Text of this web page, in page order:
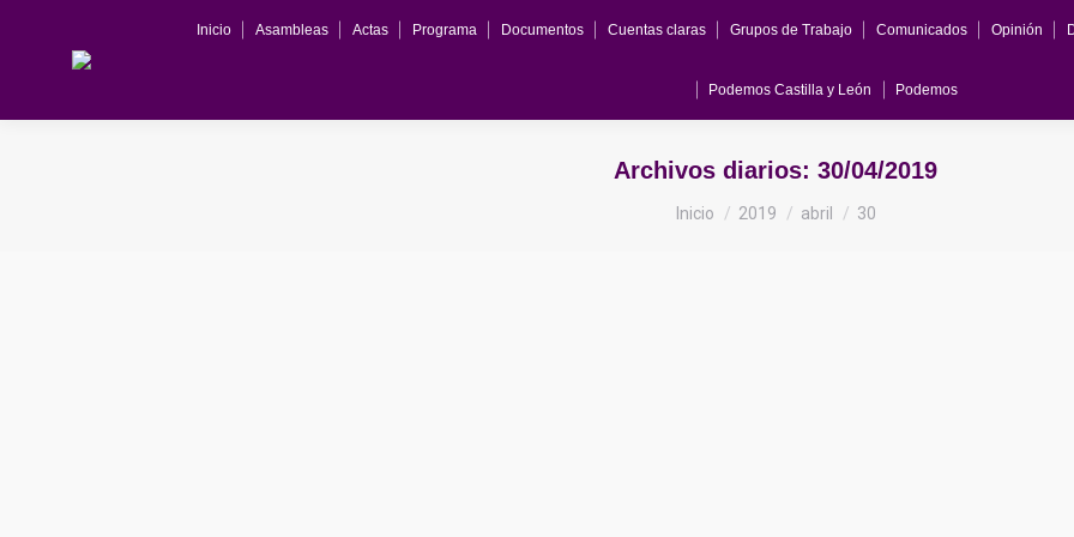
Inicio Asambleas Actas Programa Documentos Cuentas claras Grupos de Trabajo Comunicados Opinión
Podemos Castilla y León Podemos
Archivos diarios: 30/04/2019
Inicio 2019 abril 30